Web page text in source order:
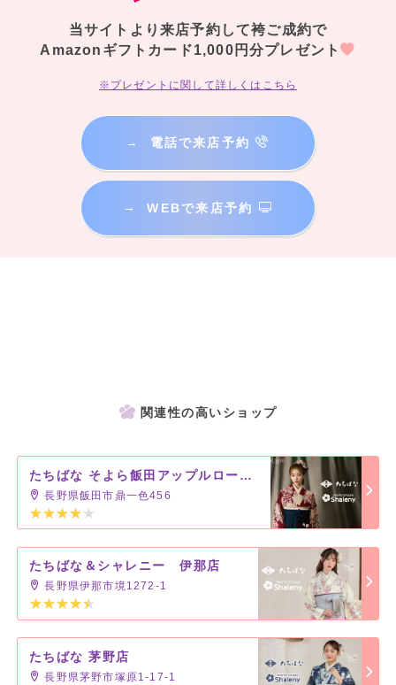
当サイトより来店予約して袴ご成約で
Amazonギフトカード1,000円分プレゼント
※プレゼントに関して詳しくはこちら
→ 電話で来店予約
→ WEBで来店予約
関連性の高いショップ
たちばな そよら飯田アップルロード店
長野県飯田市鼎一色456
たちばな＆シャレニー 伊那店
長野県伊那市境1272-1
たちばな 茅野店
長野県茅野市塚原1-17-1